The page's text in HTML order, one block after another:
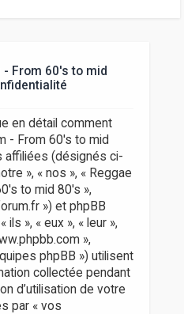
- From 60's to mid
en détail comment
- From 60's to mid
(désignés ci-
», « nos », « Reggae
to mid 80's »,
») et phpBB
», « eux », « leur »,
»,
phpBB ») utilisent
collectée pendant
d’utilisation de votre
par « vos